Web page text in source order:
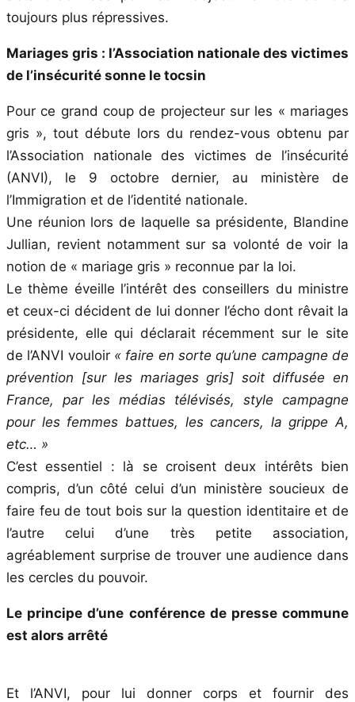
toujours plus répressives.
Mariages gris : l’Association nationale des victimes
de l’insécurité sonne le tocsin
Pour ce grand coup de projecteur sur les « mariages
gris », tout débute lors du rendez-vous obtenu par
l’Association nationale des victimes de l’insécurité
(ANVI), le 9 octobre dernier, au ministère de
l’Immigration et de l’identité nationale.
Une réunion lors de laquelle sa présidente, Blandine
Jullian, revient notamment sur sa volonté de voir la
notion de « mariage gris » reconnue par la loi.
Le thème éveille l’intérêt des conseillers du ministre
et ceux-ci décident de lui donner l’écho dont rêvait la
présidente, elle qui déclarait récemment sur le site
de l’ANVI vouloir « faire en sorte qu’une campagne de
prévention [sur les mariages gris] soit diffusée en
France, par les médias télévisés, style campagne
pour les femmes battues, les cancers, la grippe A,
etc… »
C’est essentiel : là se croisent deux intérêts bien
compris, d’un côté celui d’un ministère soucieux de
faire feu de tout bois sur la question identitaire et de
l’autre celui d’une très petite association,
agréablement surprise de trouver une audience dans
les cercles du pouvoir.
Le principe d’une conférence de presse commune
est alors arrêté
Et l’ANVI, pour lui donner corps et fournir des